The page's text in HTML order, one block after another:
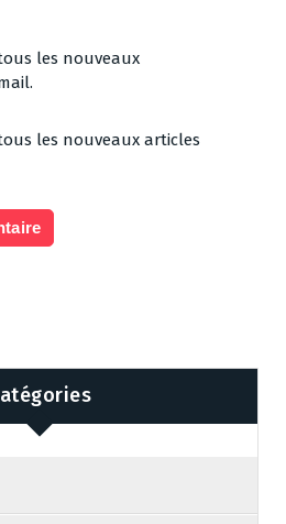
les nouveaux
les nouveaux articles